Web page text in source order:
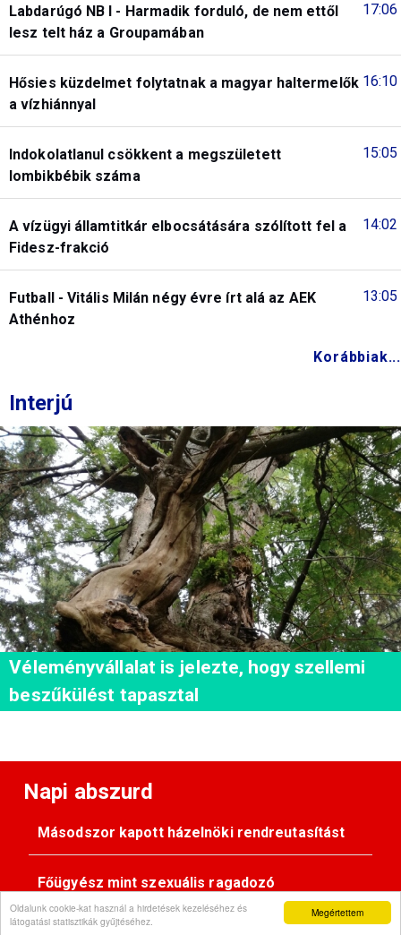
Megértettem
Oldalunk cookie-kat használ a hirdetések kezeléséhez és
látogatási statisztikák gyűjtéséhez.
17:06
Labdarúgó NB I - Harmadik forduló, de nem ettől
lesz telt ház a Groupamában
16:10
Hősies küzdelmet folytatnak a magyar haltermelők
a vízhiánnyal
15:05
Indokolatlanul csökkent a megszületett
lombikbébik száma
14:02
A vízügyi államtitkár elbocsátására szólított fel a
Fidesz-frakció
13:05
Futball - Vitális Milán négy évre írt alá az AEK
Athénhoz
Korábbiak...
Interjú
Véleményvállalat is jelezte, hogy szellemi
beszűkülést tapasztal
Napi abszurd
Másodszor kapott házelnöki rendreutasítást
Főügyész mint szexuális ragadozó